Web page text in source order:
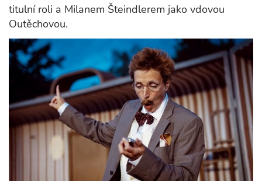
titulní roli a Milanem Šteindlerem jako vdovou
Outěchovou.